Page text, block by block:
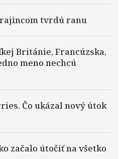
tvrdú ranu
Británie, Francúzska,
meno nechcú
Čo ukázal nový útok
začalo útočiť na všetko